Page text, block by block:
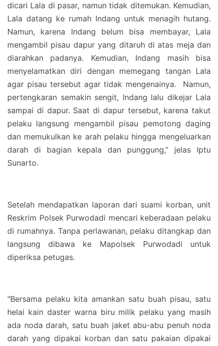
dicari Lala di pasar, namun tidak ditemukan. Kemudian,
Lala datang ke rumah Indang untuk menagih hutang.
Namun, karena Indang belum bisa membayar, Lala
mengambil pisau dapur yang ditaruh di atas meja dan
diarahkan padanya. Kemudian, Indang masih bisa
menyelamatkan diri dengan memegang tangan Lala
agar pisau tersebut agar tidak mengenainya. Namun,
pertengkaran semakin sengit, Indang lalu dikejar Lala
sampai di dapur. Saat di dapur tersebut, karena takut
pelaku langsung mengambil pisau pemotong daging
dan memukulkan ke arah pelaku hingga mengeluarkan
darah di bagian kepala dan punggung,” jelas Iptu
Sunarto.
Setelah mendapatkan laporan dari suami korban, unit
Reskrim Polsek Purwodadi mencari keberadaan pelaku
di rumahnya. Tanpa perlawanan, pelaku ditangkap dan
langsung dibawa ke Mapolsek Purwodadi untuk
diperiksa petugas.
"Bersama pelaku kita amankan satu buah pisau, satu
helai kain daster warna biru milik pelaku yang masih
ada noda darah, satu buah jaket abu-abu penuh noda
darah yang dipakai korban dan satu pakaian dipakai